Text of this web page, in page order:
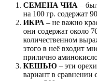
СЕМЕНА ЧИА –
на 100 гр. содержат
ИКРА – не важно
они содержат около
количественном
этого в неё входит
прилично
КЕШЬЮ – эти
вариант в сравнении